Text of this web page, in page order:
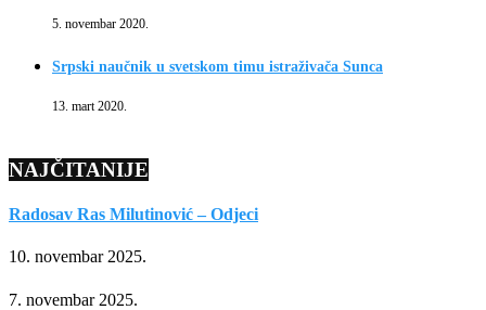
5. novembar 2020.
Srpski naučnik u svetskom timu istraživača Sunca
13. mart 2020.
NAJČITANIJE
Radosav Ras Milutinović – Odjeci
10. novembar 2025.
7. novembar 2025.